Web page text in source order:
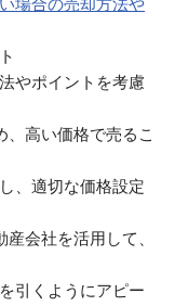
場合の売却方法や
やポイントを考慮
高い価格で売るこ
、適切な価格設定
会社を活用して、
引くようにアピー